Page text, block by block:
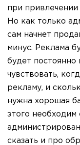
при
Но как только
сам начнет
минус. Реклама
будет постоянно
чувствовать,
рекламу, и
нужна хорошая
этого
сказать и про